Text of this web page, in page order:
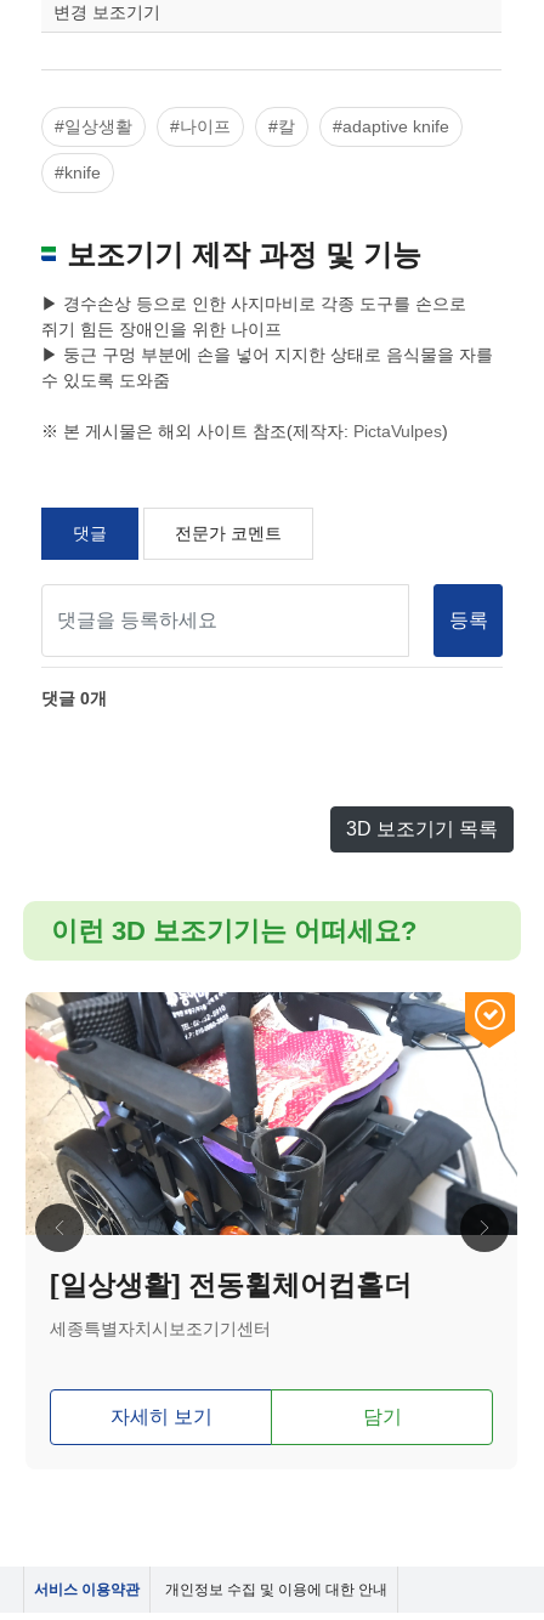
변경 보조기기
#일상생활 #나이프 #칼 #adaptive knife
#knife
보조기기 제작 과정 및 기능
▶ 경수손상 등으로 인한 사지마비로 각종 도구를 손으로
쥐기 힘든 장애인을 위한 나이프
▶ 둥근 구멍 부분에 손을 넣어 지지한 상태로 음식물을 자를
수 있도록 도와줌
※ 본 게시물은 해외 사이트 참조(제작자: PictaVulpes)
댓글 전문가 코멘트
등록
댓글0개
3D 보조기기 목록
이런 3D 보조기기는 어떠세요?
[일상생활] 전동휠체어컵홀더
세종특별자치시보조기기센터
자세히 보기 담기
서비스 이용약관 개인정보 수집 및 이용에 대한 안내